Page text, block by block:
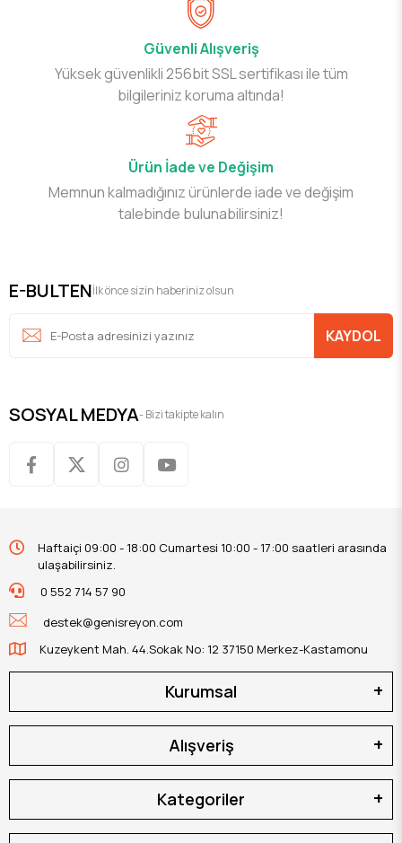
Güvenli Alışveriş
Yüksek güvenlikli 256bit SSL sertifikası ile tüm
bilgileriniz koruma altında!
Ürün İade ve Değişim
Memnun kalmadığınız ürünlerde iade ve değişim
talebinde bulunabilirsiniz!
E-BULTENİlk önce sizin haberiniz olsun
KAYDOL
SOSYAL MEDYA- Bizi takipte kalın
Haftaiçi 09:00 - 18:00 Cumartesi 10:00 - 17:00 saatleri arasında
ulaşabilirsiniz.
0 552 714 57 90
destek@genisreyon.com
Kuzeykent Mah. 44.Sokak No: 12 37150 Merkez-Kastamonu
Kurumsal
Alışveriş
Kategoriler